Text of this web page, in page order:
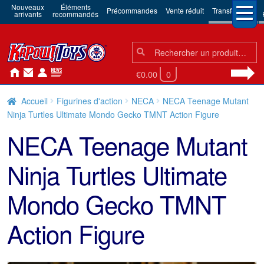
Nouveaux
arrivants
Éléments
recommandés Précommandes Vente réduit Transformers
Chercher:
Chercher
€0.00 0
Accueil Figurines d'action NECA
NECA Teenage Mutant
Ninja Turtles Ultimate Mondo Gecko TMNT Action Figure
NECA Teenage Mutant
Ninja Turtles Ultimate
Mondo Gecko TMNT
Action Figure